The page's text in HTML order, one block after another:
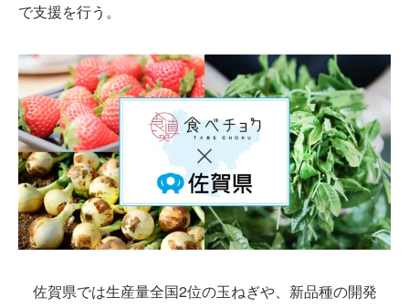
で支援を行う。
佐賀県では生産量全国2位の玉ねぎや、新品種の開発